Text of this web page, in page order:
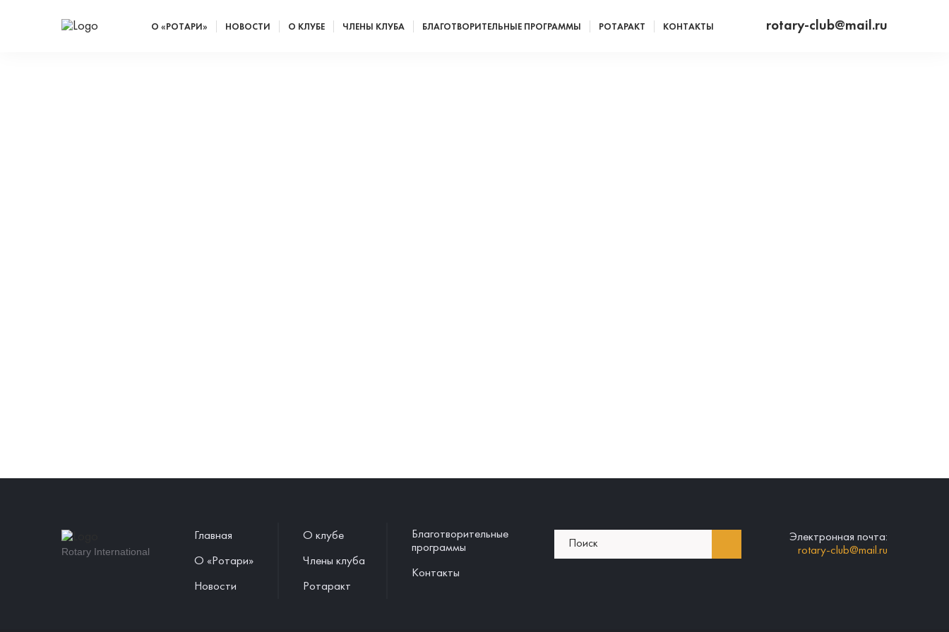
О «РОТАРИ» НОВОСТИ О КЛУБЕ ЧЛЕНЫ КЛУБА БЛАГОТВОРИТЕЛЬНЫЕ ПРОГРАММЫ РОТАРАКТ КОНТАКТЫ rotary-club@mail.ru
Rotary International
Главная
О «Ротари»
Новости
О клубе
Члены клуба
Ротаракт
Благотворительные
программы
Контакты
Электронная почта:
rotary-club@mail.ru